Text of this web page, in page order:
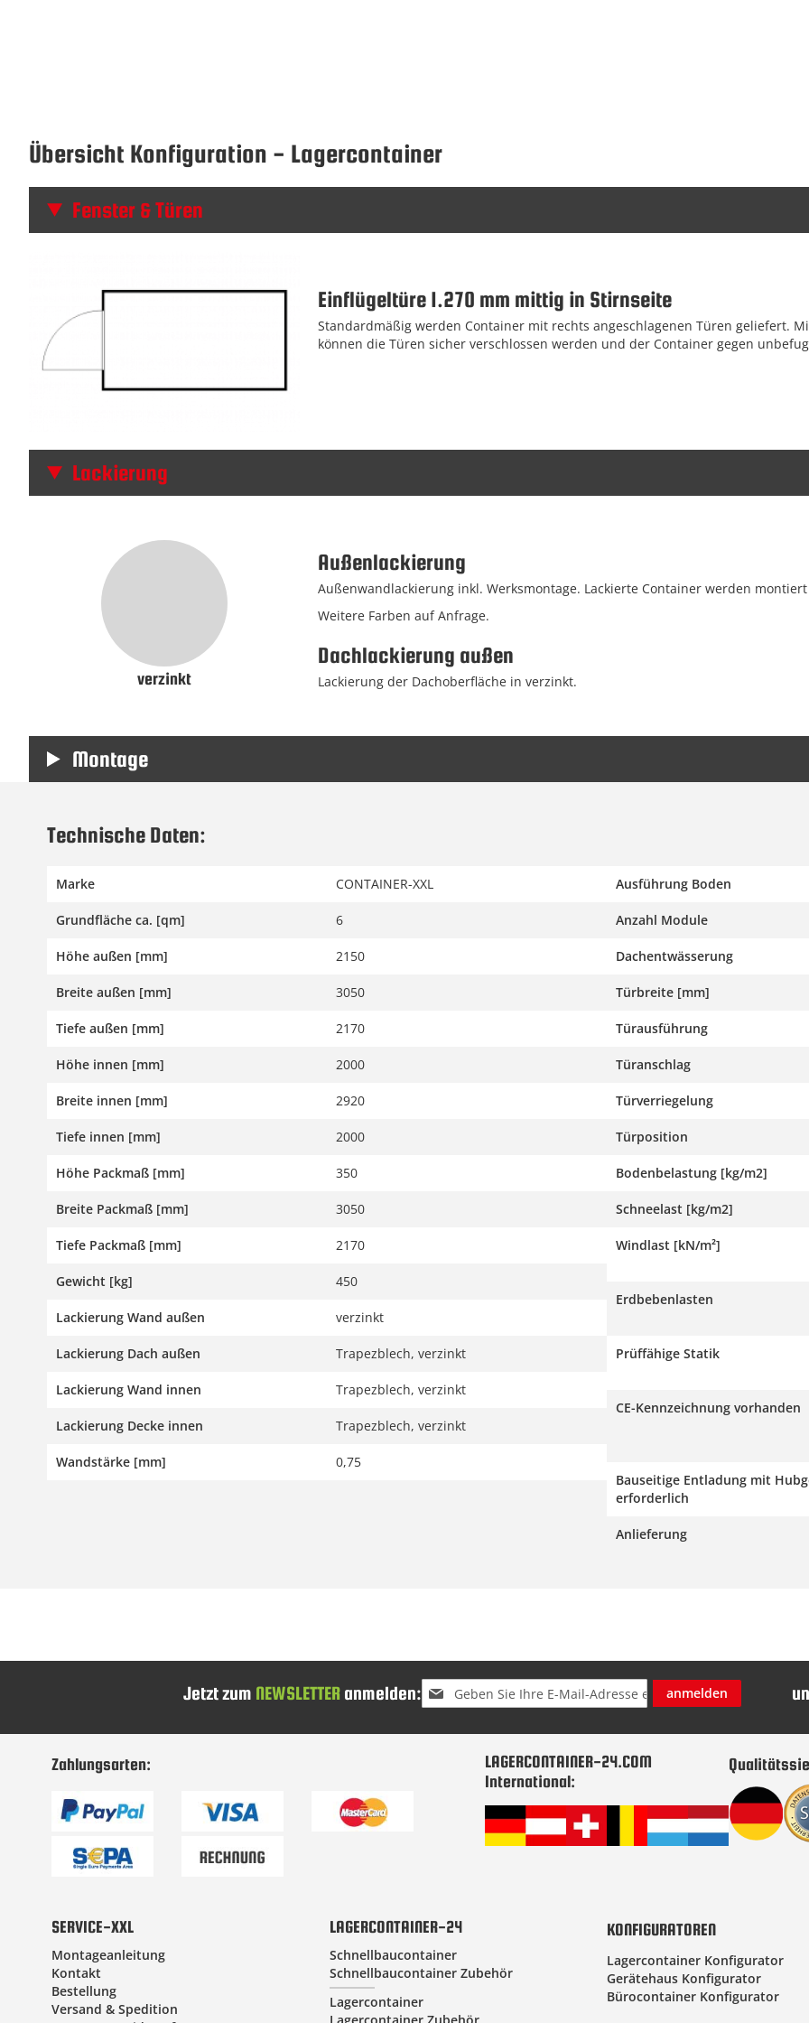
Übersicht Konfiguration - Lagercontainer
Fenster & Türen
Einflügeltüre 1.270 mm mittig in Stirnseite
Standardmäßig werden Container mit rechts angeschlagenen Türen geliefert.
können die Türen sicher verschlossen werden und der Container gegen
Lackierung
verzinkt
Außenlackierung
Außenwandlackierung inkl. Werksmontage. Lackierte Container werden
Weitere Farben auf Anfrage.
Dachlackierung außen
Lackierung der Dachoberfläche in verzinkt.
Montage
Technische Daten:
Marke CONTAINER-XXL
Grundfläche ca. [qm] 6
Höhe außen [mm] 2150
Breite außen [mm] 3050
Tiefe außen [mm] 2170
Höhe innen [mm] 2000
Breite innen [mm] 2920
Tiefe innen [mm] 2000
Höhe Packmaß [mm] 350
Breite Packmaß [mm] 3050
Tiefe Packmaß [mm] 2170
Gewicht [kg] 450
Lackierung Wand außen verzinkt
Lackierung Dach außen Trapezblech, verzinkt
Lackierung Wand innen Trapezblech, verzinkt
Lackierung Decke innen Trapezblech, verzinkt
Wandstärke [mm] 0,75
Ausführung Boden
Anzahl Module
Dachentwässerung
Türbreite [mm]
Türausführung
Türanschlag
Türverriegelung
Türposition
Bodenbelastung [kg/m2]
Schneelast [kg/m2]
Windlast [kN/m²]
Erdbebenlasten
Prüffähige Statik
CE-Kennzeichnung vorhanden
Bauseitige Entladung mit
erforderlich
Anlieferung
Jetzt zum NEWSLETTER anmelden: Melden
Sie
Newsletter
anmelden
Zahlungsarten:
LAGERCONTAINER-24.COM
International:
SERVICE-XXL
Montageanleitung
Kontakt
Bestellung
Versand & Spedition
LAGERCONTAINER-24
Schnellbaucontainer
Schnellbaucontainer Zubehör
Lagercontainer
KONFIGURATOREN
Lagercontainer Konfigurator
Gerätehaus Konfigurator
Bürocontainer Konfigurator